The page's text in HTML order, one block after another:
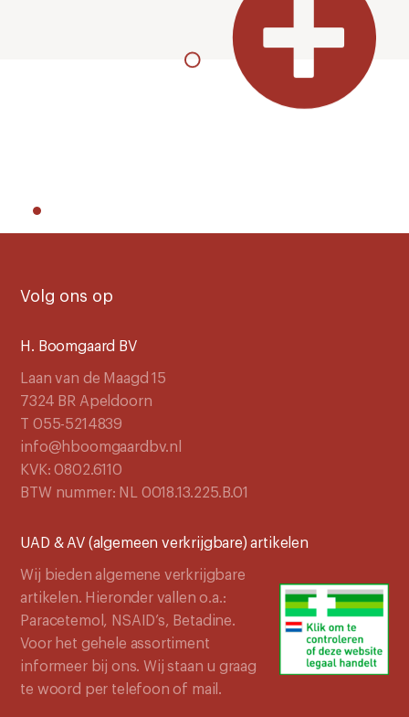
Volg ons op
H. Boomgaard BV
Laan van de Maagd 15
7324 BR Apeldoorn
T 055-5214839
info@hboomgaardbv.nl
KVK: 0802.6110
BTW nummer: NL 0018.13.225.B.01
UAD & AV (algemeen verkrijgbare) artikelen
Wij bieden algemene verkrijgbare
artikelen. Hieronder vallen o.a.:
Paracetemol, NSAID’s, Betadine.
Voor het gehele assortiment
informeer bij ons. Wij staan u graag
te woord per telefoon of mail.